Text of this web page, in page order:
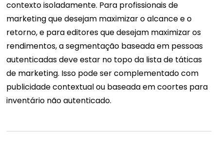
contexto isoladamente. Para profissionais de
marketing que desejam maximizar o alcance e o
retorno, e para editores que desejam maximizar os
rendimentos, a segmentação baseada em pessoas
autenticadas deve estar no topo da lista de táticas
de marketing. Isso pode ser complementado com
publicidade contextual ou baseada em coortes para
inventário não autenticado.